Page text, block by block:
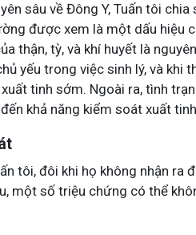
sâu về Đông Y, Tuấn tôi
được xem là một dấu hiệu
thận, tỳ, và khí huyết là
yếu trong việc sinh lý, và
tinh sớm. Ngoài ra, tình
khả năng kiểm soát xuất
tôi, đôi khi họ không nhận
một số triệu chứng có thể
thành viên
nhỏ tôi chia sẻ với bà con về chuyện
tần tật kiến thức sức khỏe và cách chăm
theo YHCT.